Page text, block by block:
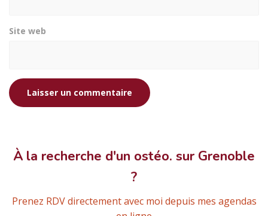
Site web
À la recherche d'un ostéo. sur Grenoble
?
Prenez RDV directement avec moi depuis mes agendas